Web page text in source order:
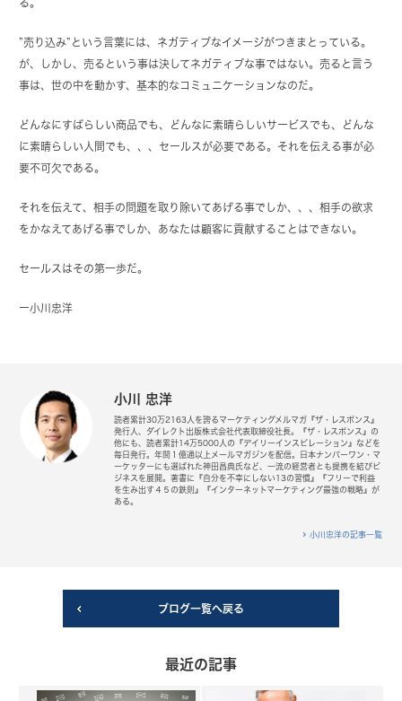
る。
”売り込み”という言葉には、ネガティブなイメージがつきまとっている。
が、しかし、売るという事は決してネガティブな事ではない。売ると言う
事は、世の中を動かす、基本的なコミュニケーションなのだ。
どんなにすばらしい商品でも、どんなに素晴らしいサービスでも、どんな
に素晴らしい人間でも、、、セールスが必要である。それを伝える事が必
要不可欠である。
それを伝えて、相手の問題を取り除いてあげる事でしか、、、相手の欲求
をかなえてあげる事でしか、あなたは顧客に貢献することはできない。
セールスはその第一歩だ。
ー小川忠洋
小川 忠洋
読者累計30万2163人を誇るマーケティングメルマガ『ザ・レスポンス』
発行人、ダイレクト出版株式会社代表取締役社長。『ザ・レスポンス』の
他にも、読者累計14万5000人の『デイリーインスピレーション』などを
毎日発行。年間１億通以上メールマガジンを配信。日本ナンバーワン・マ
ーケッターにも選ばれた神田昌典氏など、一流の経営者とも提携を結びビ
ジネスを展開。著書に『自分を不幸にしない13の習慣』『フリーで利益
を生み出す４５の鉄則』『インターネットマーケティング最強の戦略』が
ある。
小川忠洋の記事一覧
ブログ一覧へ戻る
最近の記事